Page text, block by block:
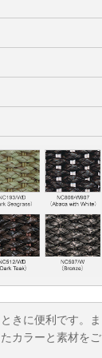
きに便利です。ま
カラーと素材をご